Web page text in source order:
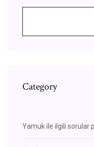
Category
Yamuk ile ilgili sorular